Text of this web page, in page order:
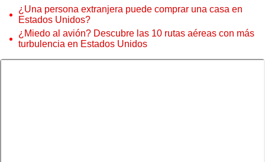
¿Una persona extranjera puede comprar una casa en
Estados Unidos?
¿Miedo al avión? Descubre las 10 rutas aéreas con más
turbulencia en Estados Unidos